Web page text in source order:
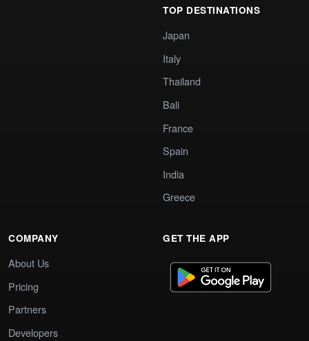
TOP DESTINATIONS
Japan
Italy
Thailand
Bali
France
Spain
India
Greece
COMPANY
About Us
Pricing
Partners
Developers
GET THE APP